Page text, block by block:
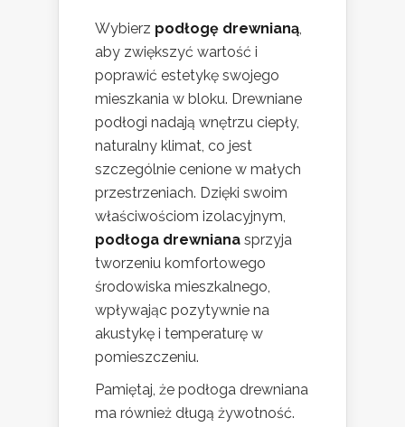
Wybierz podłogę drewnianą,
aby zwiększyć wartość i
poprawić estetykę swojego
mieszkania w bloku. Drewniane
podłogi nadają wnętrzu ciepły,
naturalny klimat, co jest
szczególnie cenione w małych
przestrzeniach. Dzięki swoim
właściwościom izolacyjnym,
podłoga drewniana sprzyja
tworzeniu komfortowego
środowiska mieszkalnego,
wpływając pozytywnie na
akustykę i temperaturę w
pomieszczeniu.
Pamiętaj, że podłoga drewniana
ma również długą żywotność.